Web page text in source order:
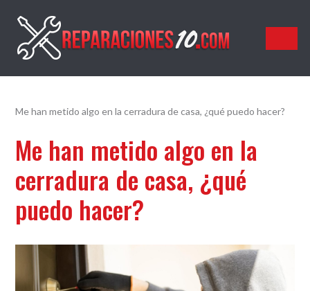
Reparaciones10.com
Me han metido algo en la cerradura de casa, ¿qué puedo hacer?
Me han metido algo en la
cerradura de casa, ¿qué
puedo hacer?